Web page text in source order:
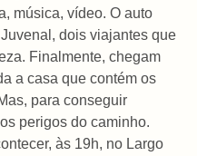
música, vídeo. O auto
dois viajantes que
Finalmente, chegam
a casa que contém os
para conseguir
perigos do caminho.
às 19h, no Largo